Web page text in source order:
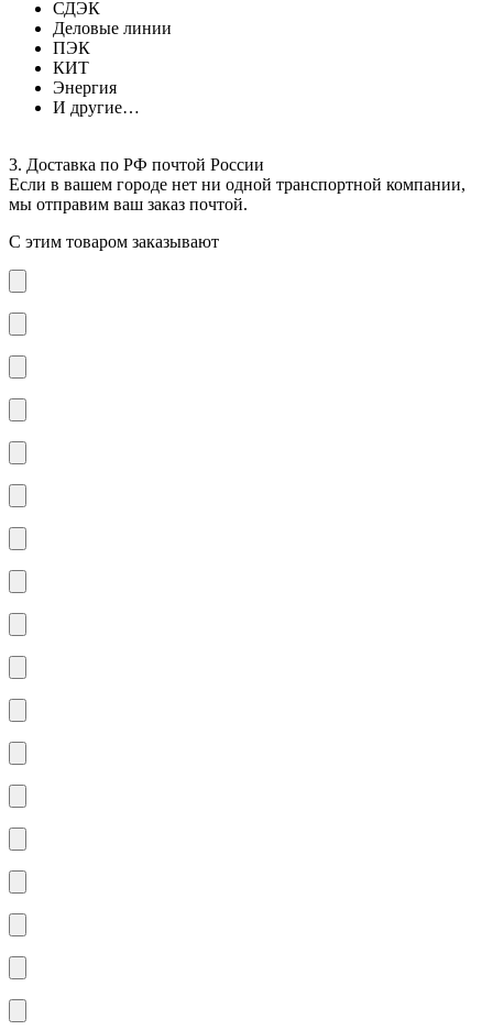
СДЭК
Деловые линии
ПЭК
КИТ
Энергия
И другие…
3. Доставка по РФ почтой России
Если в вашем городе нет ни одной транспортной компании,
мы отправим ваш заказ почтой.
С этим товаром заказывают